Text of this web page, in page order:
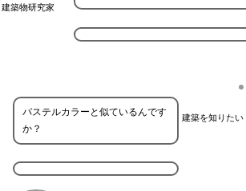
建築物研究家
建築を知りたい
パステルカラーと似ているんです
か？